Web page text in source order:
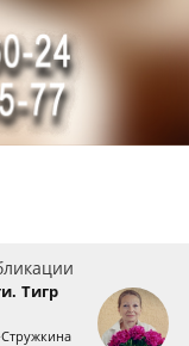
Тигр